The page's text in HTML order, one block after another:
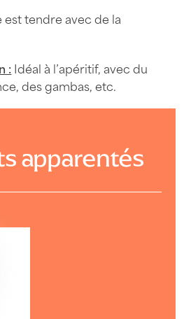
est tendre avec de la
:Idéal à l’apéritif, avec du
des gambas, etc.
apparentés